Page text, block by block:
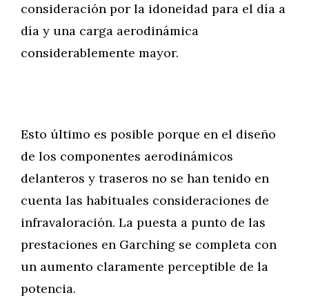
consideración por la idoneidad para el día a
día y una carga aerodinámica
considerablemente mayor.
Esto último es posible porque en el diseño
de los componentes aerodinámicos
delanteros y traseros no se han tenido en
cuenta las habituales consideraciones de
infravaloración. La puesta a punto de las
prestaciones en Garching se completa con
un aumento claramente perceptible de la
potencia.